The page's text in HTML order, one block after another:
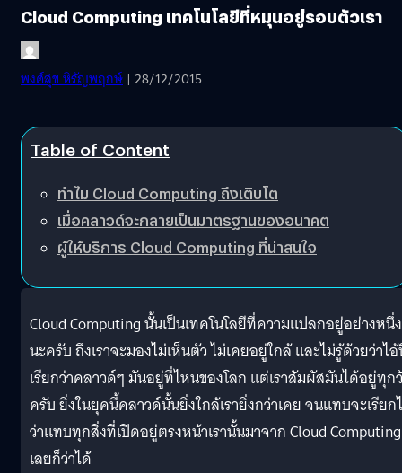
Cloud Computing เทคโนโลยีที่หมุนอยู่รอบตัวเรา
พงศ์สุข หิรัญพฤกษ์ | 28/12/2015
Table of Content
ทำไม Cloud Computing ถึงเติบโต
เมื่อคลาวด์จะกลายเป็นมาตรฐานของอนาคต
ผู้ให้บริการ Cloud Computing ที่น่าสนใจ
Cloud Computing นั้นเป็นเทคโนโลยีที่ความแปลกอยู่อย่างหนึ่ง
นะครับ ถึงเราจะมองไม่เห็นตัว ไม่เคยอยู่ใกล้ และไม่รู้ด้วยว่าไ
เรียกว่าคลาวด์ๆ มันอยู่ที่ไหนของโลก แต่เราสัมผัสมันได้อยู่ทุก
ครับ ยิ่งในยุคนี้คลาวด์นั้นยิ่งใกล้เรายิ่งกว่าเคย จนแทบจะเรียก
ว่าแทบทุกสิ่งที่เปิดอยู่ตรงหน้าเรานั้นมาจาก Cloud Computing
เลยก็ว่าได้